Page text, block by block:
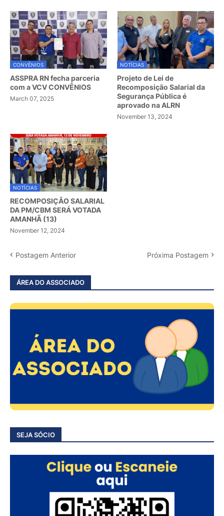
CONVÊNIOS
ASSPRA RN fecha parceria
com a VCV CONVÊNIOS
March 07, 2025
NOTÍCIAS
Projeto de Lei de
Recomposição Salarial da
Segurança Pública é
aprovado na ALRN
November 13, 2024
NOTÍCIAS
RECOMPOSIÇÃO SALARIAL
DA PM/CBM SERÁ VOTADA
AMANHÃ (13)
November 12, 2024
Postagem Anterior Próxima Postagem
ÁREA DO ASSOCIADO
SEJA SÓCIO